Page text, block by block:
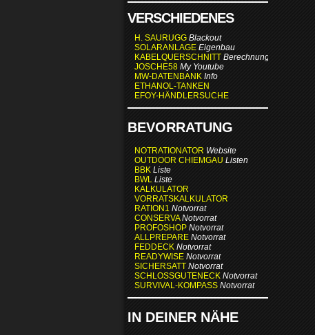
VERSCHIEDENES
H. SAURUGG Blackout
SOLARANLAGE Eigenbau
KABELQUERSCHNITT Berechnung
JOSCHE58 My Youtube
MW-DATENBANK Info
ETHANOL-TANKEN
EFOY-HÄNDLERSUCHE
BEVORRATUNG
NOTRATIONATOR Website
OUTDOOR CHIEMGAU Listen
BBK Liste
BWL Liste
KALKULATOR
VORRATSKALKULATOR
RATION1 Notvorrat
CONSERVA Notvorrat
PROFOSHOP Notvorrat
ALLPREPARE Notvorrat
FEDDECK Notvorrat
READYWISE Notvorrat
SICHERSATT Notvorrat
SCHLOSSGUTENECK Notvorrat
SURVIVAL-KOMPASS Notvorrat
IN DEINER NÄHE